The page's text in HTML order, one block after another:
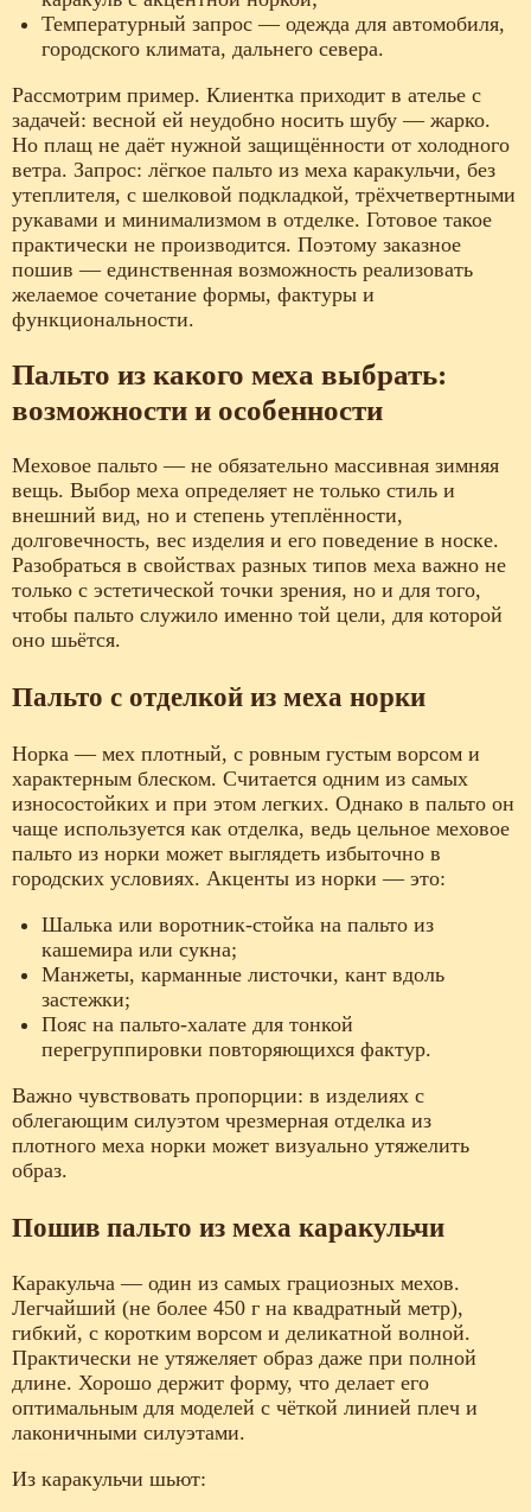
Температурный запрос — одежда для автомобиля,
городского климата, дальнего севера.
Рассмотрим пример. Клиентка приходит в ателье с
задачей: весной ей неудобно носить шубу — жарко.
Но плащ не даёт нужной защищённости от холодного
ветра. Запрос: лёгкое пальто из меха каракульчи, без
утеплителя, с шелковой подкладкой, трёхчетвертными
рукавами и минимализмом в отделке. Готовое такое
практически не производится. Поэтому заказное
пошив — единственная возможность реализовать
желаемое сочетание формы, фактуры и
функциональности.
Пальто из какого меха выбрать:
возможности и особенности
Меховое пальто — не обязательно массивная зимняя
вещь. Выбор меха определяет не только стиль и
внешний вид, но и степень утеплённости,
долговечность, вес изделия и его поведение в носке.
Разобраться в свойствах разных типов меха важно не
только с эстетической точки зрения, но и для того,
чтобы пальто служило именно той цели, для которой
оно шьётся.
Пальто с отделкой из меха норки
Норка — мех плотный, с ровным густым ворсом и
характерным блеском. Считается одним из самых
износостойких и при этом легких. Однако в пальто он
чаще используется как отделка, ведь цельное меховое
пальто из норки может выглядеть избыточно в
городских условиях. Акценты из норки — это:
Шалька или воротник-стойка на пальто из
кашемира или сукна;
Манжеты, карманные листочки, кант вдоль
застежки;
Пояс на пальто-халате для тонкой
перегруппировки повторяющихся фактур.
Важно чувствовать пропорции: в изделиях с
облегающим силуэтом чрезмерная отделка из
плотного меха норки может визуально утяжелить
образ.
Пошив пальто из меха каракульчи
Каракульча — один из самых грациозных мехов.
Легчайший (не более 450 г на квадратный метр),
гибкий, с коротким ворсом и деликатной волной.
Практически не утяжеляет образ даже при полной
длине. Хорошо держит форму, что делает его
оптимальным для моделей с чёткой линией плеч и
лаконичными силуэтами.
Из каракульчи шьют: